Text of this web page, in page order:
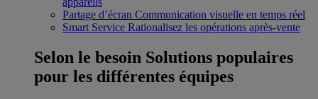
Partage d’écran Communication visuelle en temps réel
Smart Service Rationalisez les opérations après-vente
Selon le besoin Solutions populaires
pour les différentes équipes